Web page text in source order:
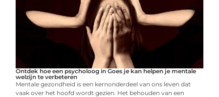
Ontdek hoe een psycholoog in Goes je kan helpen je mentale
welzijn te verbeteren
Mentale gezondheid is een kernonderdeel van ons leven dat
vaak over het hoofd wordt gezien. Het behouden van een